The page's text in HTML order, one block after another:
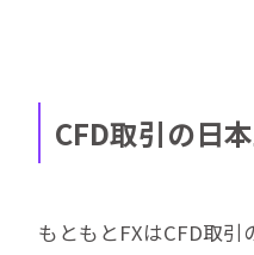
CFD取引の日
もともとFXはCFD取引